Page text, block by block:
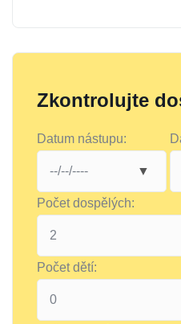
Zkontrolujte
Datum nástupu:
Počet dospělých:
Počet dětí: